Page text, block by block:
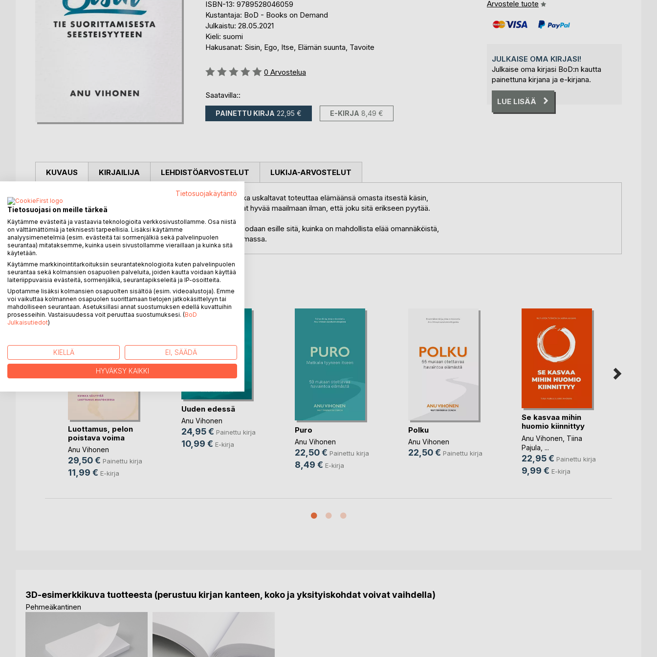
ISBN-13: 9789528046059
Kustantaja: BoD - Books on Demand
Julkaistu: 28.05.2021
Kieli: suomi
Hakusanat: Sisin, Ego, Itse, Elämän suunta, Tavoite
Arvostelu::
0 Arvostelua
Saatavilla::
PAINETTU KIRJA 22,95 € E-KIRJA 8,49 €
Arvostele tuote
JULKAISE OMA KIRJASI!
Julkaise oma kirjasi BoD:n kautta
painettuna kirjana ja e-kirjana.
LUE LISÄÄ
KUVAUS
Maailma tarvitsee enemmän kaltaisiasi ihmisiä. Ihmisiä, jotka uskaltavat toteuttaa elämäänsä omasta itsestä käsin,
näkevät uusia mahdollisuuksia muutoksen keskellä ja luovat hyvää maailmaan ilman, että joku sitä erikseen pyytää.
Kirjassa käydään läpi suorittamiseen johtavia seikkoja ja tuodaan esille sitä, kuinka on mahdollista elää omannäköistä,
seesteistä elämää yhä vaikeammin ennustettavassa maailmassa.
KIRJAILIJA LEHDISTÖARVOSTELUT LUKIJA-ARVOSTELUT
LISÄÄ KIRJOJA BoD:LLA
Luottamus, pelon
poistava voima
Anu Vihonen
29,50 € Painettu kirja
11,99 € E-kirja
Uuden edessä
Anu Vihonen
24,95 € Painettu kirja
10,99 € E-kirja
Puro
Anu Vihonen
22,50 € Painettu kirja
8,49 € E-kirja
Polku
Anu Vihonen
22,50 € Painettu kirja
Se kasvaa mihin
huomio kiinnittyy
Anu Vihonen Tiina
Pajula , ...
22,95 € Painettu kirja
9,99 € E-kirja
3D-esimerkkikuva tuotteesta (perustuu kirjan kanteen, koko ja yksityiskohdat voivat vaihdella)
Pehmeäkantinen
Tietosuojakäytäntö
Tietosuojasi on meille tärkeä
Käytämme evästeitä ja vastaavia teknologioita verkkosivustollamme. Osa niistä
on välttämättömiä ja teknisesti tarpeellisia. Lisäksi käytämme
analyysimenetelmiä (esim. evästeitä tai sormenjälkiä sekä palvelinpuolen
seurantaa) mitataksemme, kuinka usein sivustollamme vieraillaan ja kuinka sitä
käytetään.
Käytämme markkinointitarkoituksiin seurantateknologioita kuten palvelinpuolen
seurantaa sekä kolmansien osapuolien palveluita, joiden kautta voidaan käyttää
laiteriippuvaisia evästeitä, sormenjälkiä, seurantapikseleitä ja IP-osoitteita.
Upotamme lisäksi kolmansien osapuolten sisältöä (esim. videoalustoja). Emme
voi vaikuttaa kolmannen osapuolen suorittamaan tietojen jatkokäsittelyyn tai
mahdolliseen seurantaan. Asetuksillasi annat suostumuksen edellä kuvattuihin
prosesseihin. Vastaisuudessa voit peruuttaa suostumuksesi. (BoD
Julkaisutiedot)
KIELLÄ EI, SÄÄDÄ
HYVÄKSY KAIKKI